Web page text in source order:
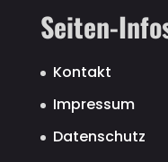
Seiten-
Kontakt
Impressum
Datenschutz